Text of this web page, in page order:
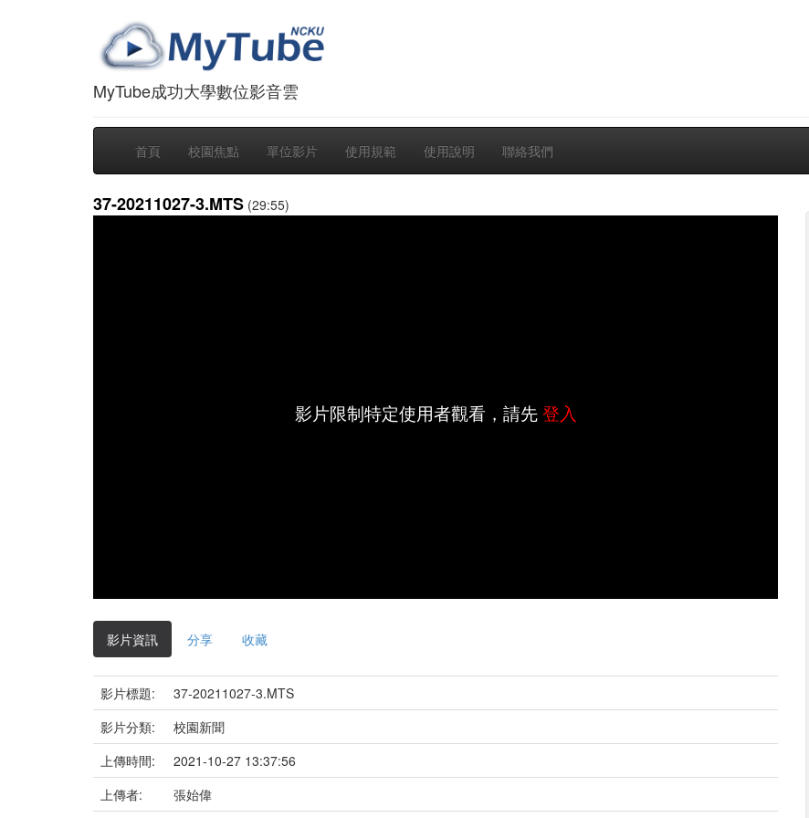
MyTube成功大學數位影音雲
首頁 校園焦點 單位影片 使用規範 使用說明 聯絡我們
37-20211027-3.MTS (29:55)
影片限制特定使用者觀看，請先登入
影片資訊 分享 收藏
影片標題:
37-20211027-3.MTS
影片分類:
校園新聞
上傳時間:
2021-10-27 13:37:56
上傳者:
張始偉